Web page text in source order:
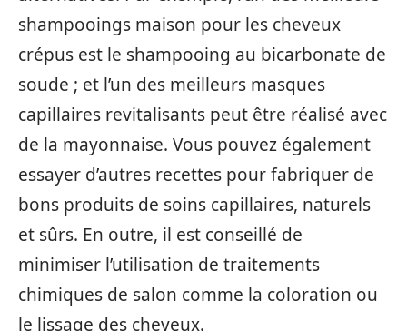
shampooings maison pour les cheveux
crépus est le shampooing au bicarbonate de
soude ; et l’un des meilleurs masques
capillaires revitalisants peut être réalisé avec
de la mayonnaise. Vous pouvez également
essayer d’autres recettes pour fabriquer de
bons produits de soins capillaires, naturels
et sûrs. En outre, il est conseillé de
minimiser l’utilisation de traitements
chimiques de salon comme la coloration ou
le lissage des cheveux.